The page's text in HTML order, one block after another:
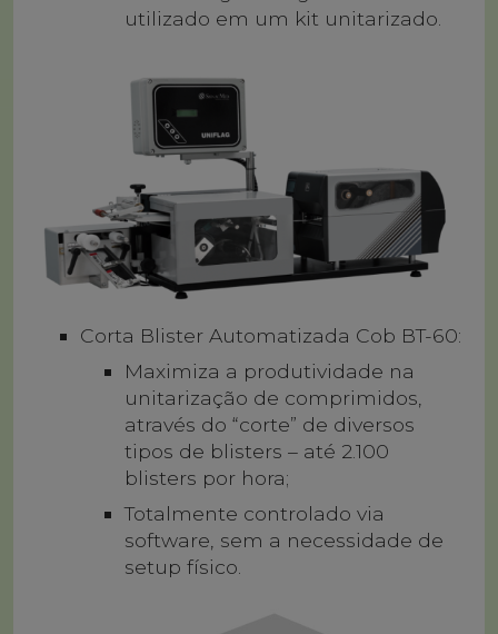
utilizado em um kit unitarizado.
Corta Blister Automatizada Cob BT-60:
Maximiza a produtividade na
unitarização de comprimidos,
através do “corte” de diversos
tipos de blisters – até 2.100
blisters por hora;
Totalmente controlado via
software, sem a necessidade de
setup físico.